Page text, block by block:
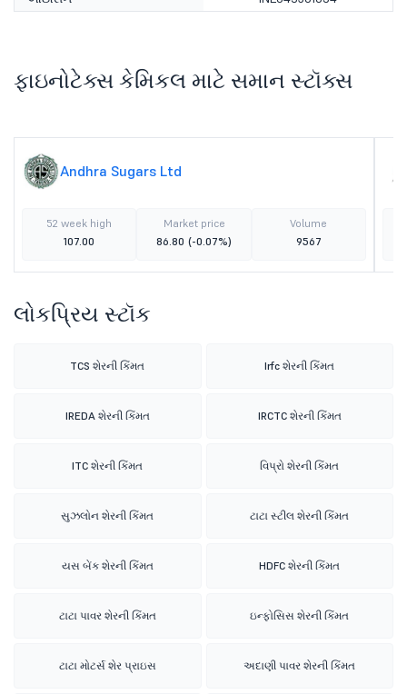
ફાઇનોટેક્સ કેમિકલ માટે સમાન સ્ટૉક્સ
Andhra Sugars Ltd
52 week high
107.00
Market price
86.80 (-0.07%)
Volume
9567
લોકપ્રિય સ્ટૉક
TCS શેરની કિંમત Irfc શેરની કિંમત
IREDA શેરની કિંમત IRCTC શેરની કિંમત
ITC શેરની કિંમત વિપ્રો શેરની કિંમત
સુઝલોન શેરની કિંમત ટાટા સ્ટીલ શેરની કિંમત
યસ બેંક શેરની કિંમત HDFC શેરની કિંમત
ટાટા પાવર શેરની કિંમત ઇન્ફોસિસ શેરની કિંમત
ટાટા મોટર્સ શેર પ્રાઇસ અદાણી પાવર શેરની કિંમત